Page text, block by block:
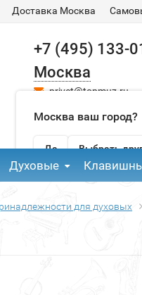
Доставка Москва
+7 (495) 133-
Москва
Москва ваш город?
Да Выбрать
privet@topmuz.ru
Духовые
для духовых